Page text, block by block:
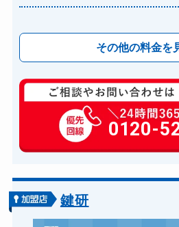
その他の料金を
玄関カギ修理
玄関カギ作成
玄関カギ交換
バイクカギ開け
バイクカギ作成
0120-
鍵研